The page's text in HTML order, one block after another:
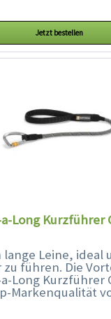
Jetzt bestellen
Long Kurzführer
lange Leine, ideal
zu führen. Die
Long Kurzführer
Markenqualität